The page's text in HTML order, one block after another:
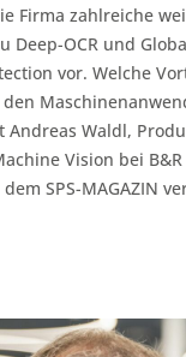
Firma zahlreiche
Deep-OCR und
vor. Welche
Andreas Waldl,
Vision bei
SPS-MAGAZIN